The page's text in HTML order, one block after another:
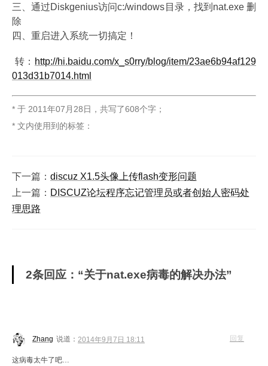
三、通过Diskgenius访问c:/windows目录，找到nat.exe 删
除
四、重启进入系统一切搞定！
转： http://hi.baidu.com/x_s0rry/blog/item/23ae6b94af129
013d31b7014.html
* 于 2011年07月28日 ， 共写了608个字 ；
* 文内使用到的标签：
下一篇： discuz X1.5头像上传flash变形问题
上一篇： DISCUZ论坛程序忘记管理员或者创始人密码处
理思路
2条回应：“关于nat.exe病毒的解决办法”
Zhang 说道： 2014年9月7日 18:11
这病毒太牛了吧…
回复